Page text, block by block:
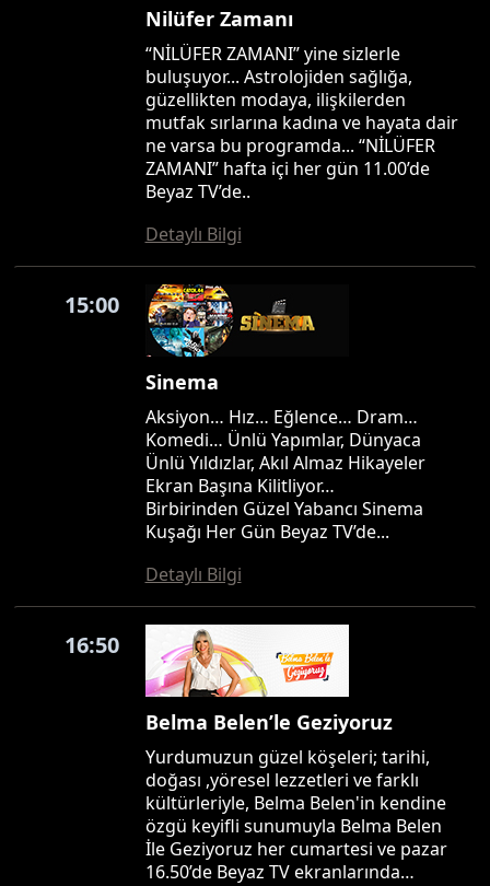
Nilüfer Zamanı
“NİLÜFER ZAMANI” yine sizlerle
buluşuyor... Astrolojiden sağlığa,
güzellikten modaya, ilişkilerden
mutfak sırlarına kadına ve hayata dair
ne varsa bu programda... “NİLÜFER
ZAMANI” hafta içi her gün 11.00’de
Beyaz TV’de..
Detaylı Bilgi
15:00
Sinema
Aksiyon… Hız… Eğlence… Dram…
Komedi… Ünlü Yapımlar, Dünyaca
Ünlü Yıldızlar, Akıl Almaz Hikayeler
Ekran Başına Kilitliyor…
Birbirinden Güzel Yabancı Sinema
Kuşağı Her Gün Beyaz TV’de...
Detaylı Bilgi
16:50
Belma Belen’le Geziyoruz
Yurdumuzun güzel köşeleri; tarihi,
doğası ,yöresel lezzetleri ve farklı
kültürleriyle, Belma Belen'in kendine
özgü keyifli sunumuyla Belma Belen
İle Geziyoruz her cumartesi ve pazar
16.50’de Beyaz TV ekranlarında…